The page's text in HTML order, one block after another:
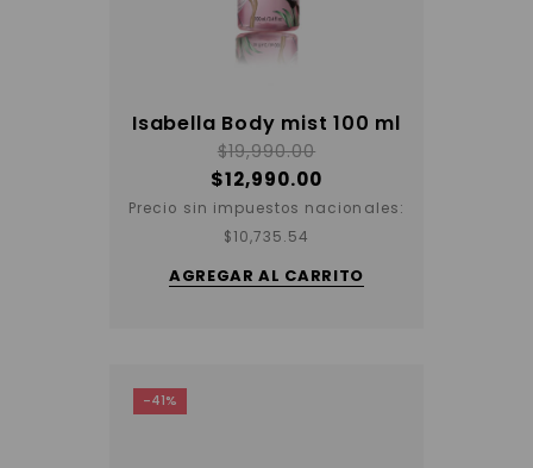
Isabella Body mist 100 ml
$19,990.00
$12,990.00
Precio sin impuestos nacionales:
$10,735.54
AGREGAR AL CARRITO
-41%